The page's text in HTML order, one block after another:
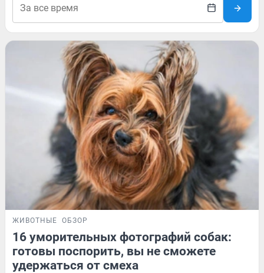
ЖИВОТНЫЕ ОБЗОР
16 уморительных фотографий собак:
готовы поспорить, вы не сможете
удержаться от смеха